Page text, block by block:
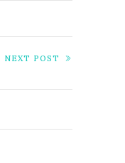
NEXT POST